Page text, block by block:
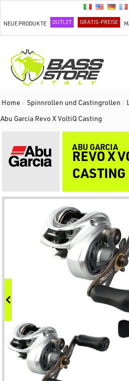
NEUE PRODUKTE OUTLET GRATIS-PREISE
Home / Spinnrollen und Castingrollen /
Abu Garcia Revo X VoltiQ Casting
ABU GARCIA
REVO X
CASTING